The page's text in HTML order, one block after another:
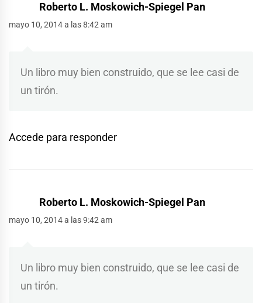
Roberto L. Moskowich-Spiegel Pan
mayo 10, 2014 a las 8:42 am
Un libro muy bien construido, que se lee casi de
un tirón.
Accede para responder
Roberto L. Moskowich-Spiegel Pan
mayo 10, 2014 a las 9:42 am
Un libro muy bien construido, que se lee casi de
un tirón.